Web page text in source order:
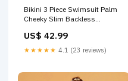
Bikini 3 Piece Swimsuit Palm
Cheeky Slim Backless
Halter Neck Sleeveless Bathing
Suits Color:Color 1
US$ 42.99
★★★★★ 4.1 (23 reviews)